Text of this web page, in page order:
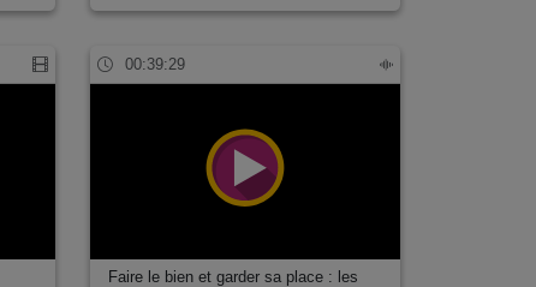
00:39:29
Faire le bien et garder sa place : les